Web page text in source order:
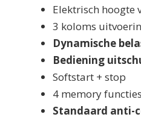
Elektrisch hoogte
3 koloms
Dynamische
Bediening
Softstart + stop
4 memory functies
Standaard anti-